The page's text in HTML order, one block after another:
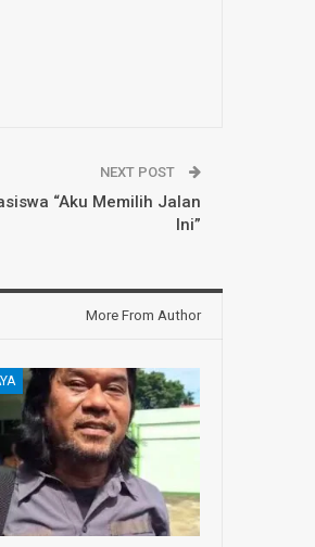
NEXT POST
“Aku Memilih Jalan
Ini”
More From Author